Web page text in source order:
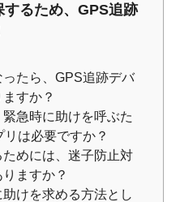
るため、GPS追跡
たら、GPS追跡デバ
すか？
急時に助けを呼ぶた
は必要ですか？
めには、迷子防止対
ますか？
けを求める方法とし